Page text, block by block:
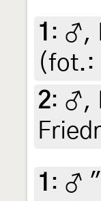
1 : ♂,
(fot.:
2: ♂,
1 : ♂ "